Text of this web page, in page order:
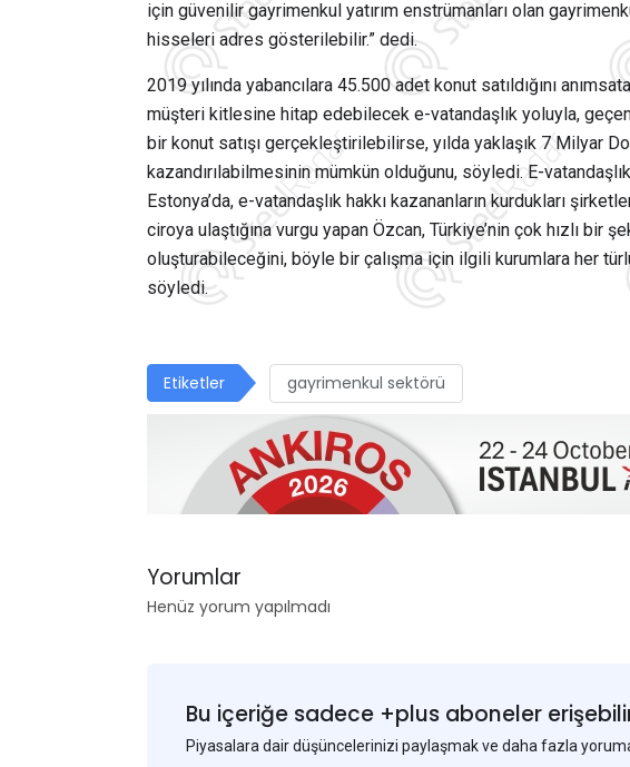
için güvenilir gayrimenkul yatırım enstrümanları olan
hisseleri adres gösterilebilir.” dedi.
2019 yılında yabancılara 45.500 adet konut satıldığını
müşteri kitlesine hitap edebilecek e-vatandaşlık yoluyla, geçen
bir konut satışı gerçekleştirilebilirse, yılda yaklaşık 7 Milyar
kazandırılabilmesinin mümkün olduğunu, söyledi. E-
Estonya’da, e-vatandaşlık hakkı kazananların kurdukları
ciroya ulaştığına vurgu yapan Özcan, Türkiye’nin çok hızlı bir
oluşturabileceğini, böyle bir çalışma için ilgili kurumlara her
söyledi.
Etiketler gayrimenkul sektörü
Yorumlar
Henüz yorum yapılmadı
Bu içeriğe sadece +plus aboneler
Piyasalara dair düşüncelerinizi paylaşmak ve daha fazla